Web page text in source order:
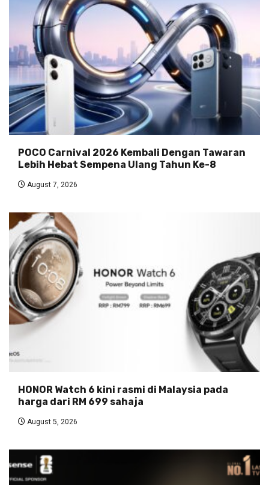
POCO Carnival 2026 Kembali Dengan Tawaran
Lebih Hebat Sempena Ulang Tahun Ke-8
August 7, 2026
HONOR Watch 6 kini rasmi di Malaysia pada
harga dari RM 699 sahaja
August 5, 2026